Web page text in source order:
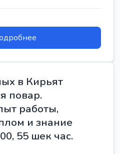
в Кирьят
повар.
работы,
и знание
55 шек час.